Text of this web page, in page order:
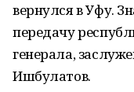
вернулся в Уфу.
передачу
генерала,
Ишбулатов.